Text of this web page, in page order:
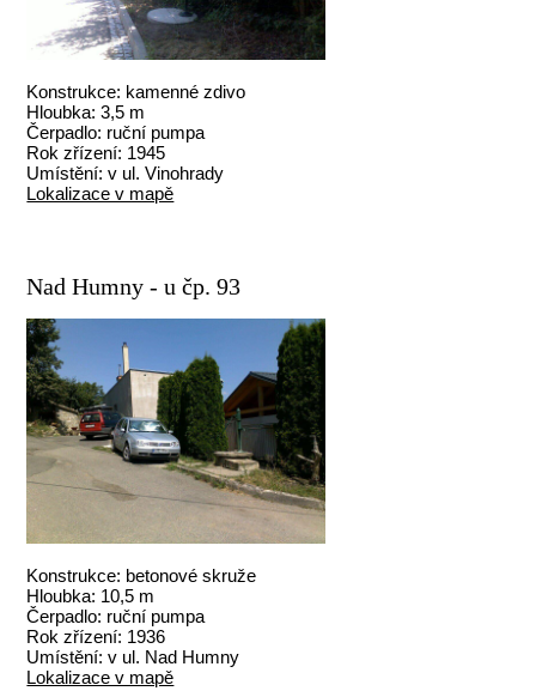
Konstrukce: kamenné zdivo
Hloubka: 3,5 m
Čerpadlo: ruční pumpa
Rok zřízení: 1945
Umístění: v ul. Vinohrady
Lokalizace v mapě
Nad Humny - u čp. 93
Konstrukce: betonové skruže
Hloubka: 10,5 m
Čerpadlo: ruční pumpa
Rok zřízení: 1936
Umístění: v ul. Nad Humny
Lokalizace v mapě